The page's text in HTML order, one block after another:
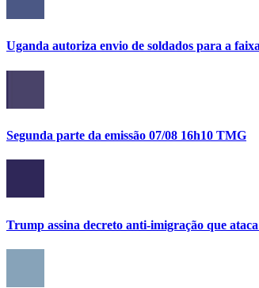
Uganda autoriza envio de soldados para a
Segunda parte da emissão 07/08 16h10 TMG
Trump assina decreto anti-imigração que